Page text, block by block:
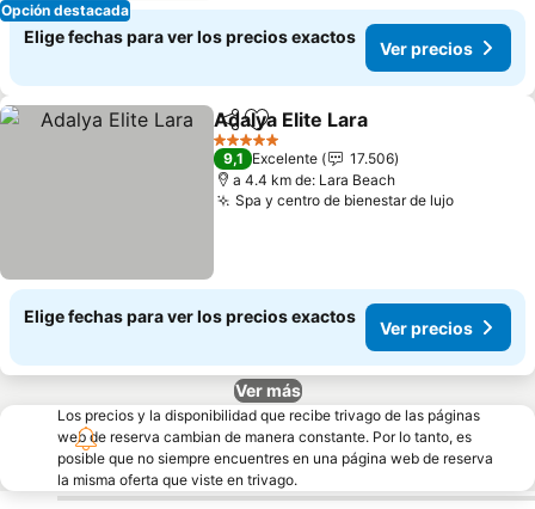
Opción destacada
Elige fechas para ver los precios exactos
Ver precios
CompartirAgregar a favoritos
Adalya Elite Lara
5 Estrellas
9,1 Excelente
17.506
a 4.4 km de: Lara Beach
Spa y centro de bienestar de lujo
Elige fechas para ver los precios exactos
Ver precios
Ver más
Los precios y la disponibilidad que recibe trivago de las páginas
web de reserva cambian de manera constante. Por lo tanto, es
posible que no siempre encuentres en una página web de reserva
la misma oferta que viste en trivago.